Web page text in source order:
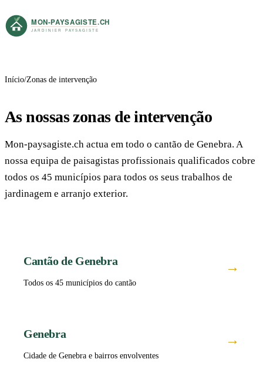
Início Zonas de intervenção
As nossas zonas de intervenção
Mon-paysagiste.ch actua em todo o cantão de Genebra. A
nossa equipa de paisagistas profissionais qualificados cobre
todos os 45 municípios para todos os seus trabalhos de
jardinagem e arranjo exterior.
Cantão de Genebra
Todos os 45 municípios do cantão
→
Genebra
Cidade de Genebra e bairros envolventes
→